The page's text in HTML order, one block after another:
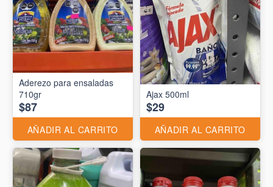
Aderezo para ensaladas
710gr
$87
AÑADIR AL CARRITO
Ajax 500ml
$29
AÑADIR AL CARRITO